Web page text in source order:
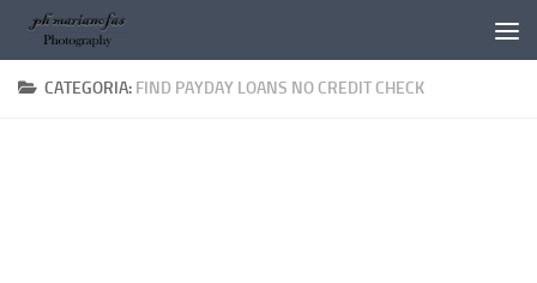
Salta al contenuto
CATEGORIA: FIND PAYDAY LOANS NO CREDIT CHECK